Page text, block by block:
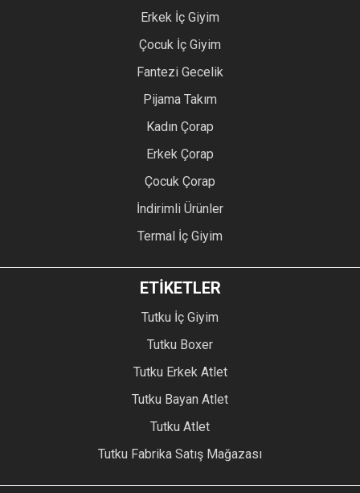
Erkek İç Giyim
Çocuk İç Giyim
Fantezi Gecelik
Pijama Takım
Kadın Çorap
Erkek Çorap
Çocuk Çorap
İndirimli Ürünler
Termal İç Giyim
ETİKETLER
Tutku İç Giyim
Tutku Boxer
Tutku Erkek Atlet
Tutku Bayan Atlet
Tutku Atlet
Tutku Fabrika Satış Mağazası